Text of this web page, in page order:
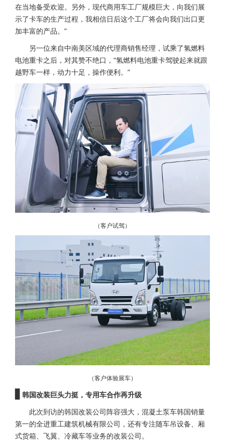
在当地备受欢迎。另外，现代商用车工厂规模巨大，向我们展
示了卡车的生产过程，我相信日后这个工厂将会向我们出口更
加丰富的产品。”
另一位来自中南美区域的代理商销售经理，试乘了氢燃料
电池重卡之后，对其赞不绝口，“氢燃料电池重卡驾驶起来就跟
越野车一样，动力十足，操作便利。”
（客户试驾）
（客户体验展车）
韩国改装巨头力挺，专用车合作再升级
此次到访的韩国改装公司阵容强大，混凝土泵车韩国销量
第一的全进重工建筑机械有限公司，还有专注随车吊设备、厢
式货箱、飞翼、冷藏车等业务的改装公司。